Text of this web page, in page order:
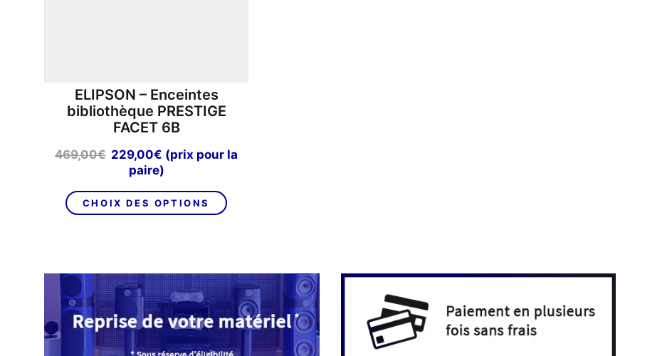
ELIPSON – Enceintes
bibliothèque PRESTIGE
FACET 6B
469,00€ Le
prix
était :
469,00€.
229,00€ Le
prix
est :
229,00€.
(prix pour la
paire)
CHOIX DES OPTIONS
produit
Les
options
peuvent
être
choisies